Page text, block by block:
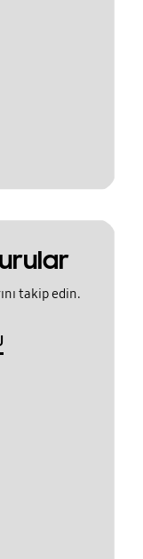
takip edin.